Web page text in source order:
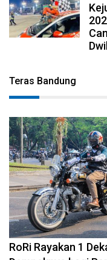
Teras Bandung
2026-08-09 09:55:44
RoRi Rayakan 1